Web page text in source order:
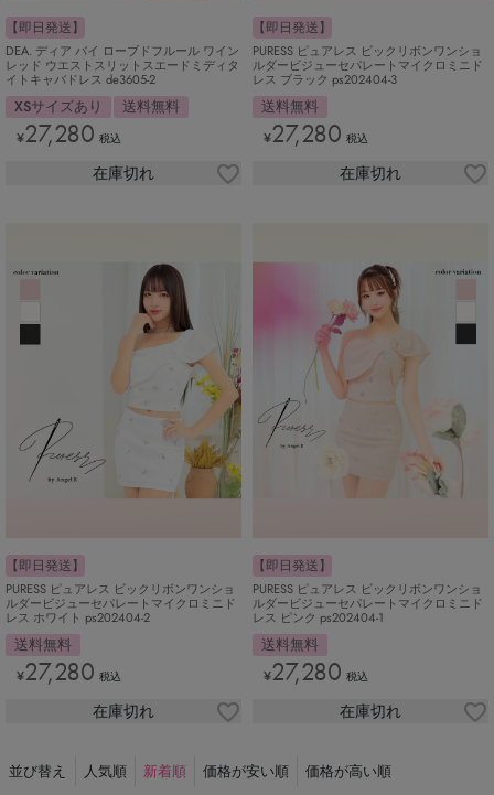
【即日発送】
DEA. ディア バイ ローブドフルール ワイン
レッド ウエストスリットスエードミディタ
イトキャバドレス de3605-2
XSサイズあり 送料無料
¥27,280 税込
在庫切れ
【即日発送】
PURESS ピュアレス ビックリボンワンショ
ルダービジューセパレートマイクロミニド
レス ブラック ps202404-3
送料無料
¥27,280 税込
在庫切れ
【即日発送】
PURESS ピュアレス ビックリボンワンショ
ルダービジューセパレートマイクロミニド
レス ホワイト ps202404-2
送料無料
¥27,280 税込
在庫切れ
【即日発送】
PURESS ピュアレス ビックリボンワンショ
ルダービジューセパレートマイクロミニド
レス ピンク ps202404-1
送料無料
¥27,280 税込
在庫切れ
並び替え 人気順 新着順 価格が安い順
価格が高い順